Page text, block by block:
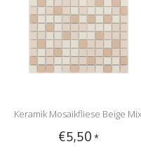
Keramik Mosaikfliese Beige
matt - 33 cm x 33 cm
€5,50 *